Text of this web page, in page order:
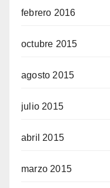
febrero 2016
octubre 2015
agosto 2015
julio 2015
abril 2015
marzo 2015